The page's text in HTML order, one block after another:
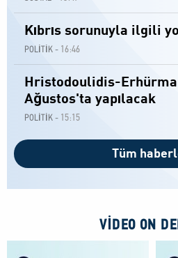
Kıbrıs sorunuyla ilgili
POLİTİK - 16:46
Hristodoulidis-
Ağustos'ta yapılacak
POLİTİK - 15:15
Tüm
VIDEO ON